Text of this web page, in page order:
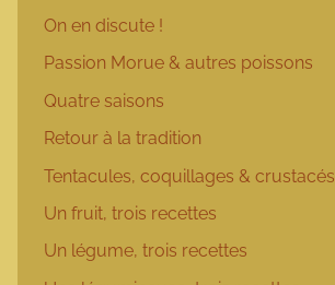
On en discute !
Passion Morue & autres poissons
Quatre saisons
Retour à la tradition
Tentacules, coquillages & crustacés
Un fruit, trois recettes
Un légume, trois recettes